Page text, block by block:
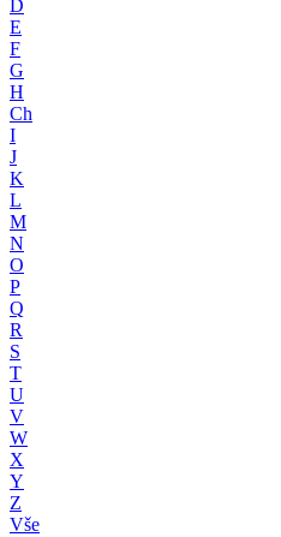
D
E
F
G
H
Ch
I
J
K
L
M
N
O
P
Q
R
S
T
U
V
W
X
Y
Z
Vše